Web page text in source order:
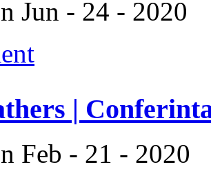
Jun - 24 - 2020
|
Feb - 21 - 2020